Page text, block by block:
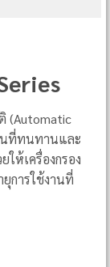
(Automatic
นที่ทนทานและ
ห้เครื่องกรอง
การใช้งานที่